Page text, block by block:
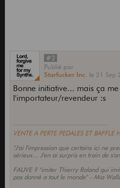
#2
Publié par
Starfucker Inc. le 21 Sep
Bonne initiative... mais ça
l'importateur/revendeur :s
VENTE A PERTE PEDALES ET BAFFLE
"J'ai l'impression que certains ici ne
sérieux... J'en ai surpris en train de
FAUVE ? "imiter Thierry Roland qui
pas donné a tout le monde" - Mia